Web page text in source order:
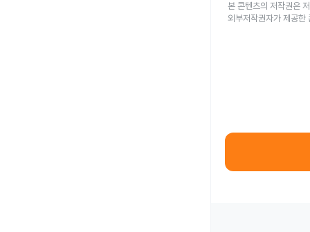
본 콘텐츠의 저작권은
외부저작권자가 제공한